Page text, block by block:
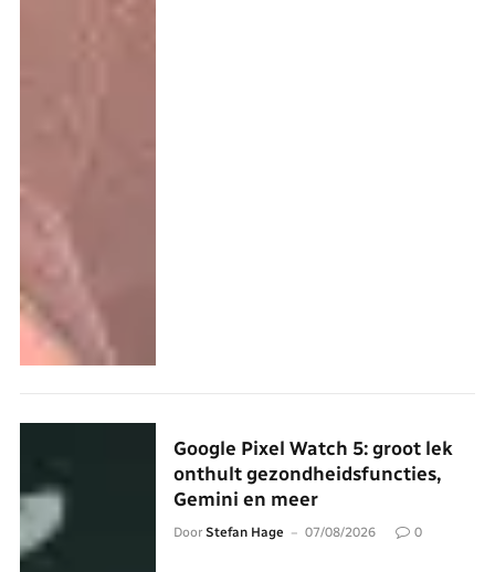
Google Pixel Watch 5: groot lek
onthult gezondheidsfuncties,
Gemini en meer
Door Stefan Hage 07/08/2026 0